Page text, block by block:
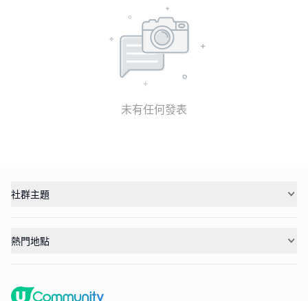
未有任何發表
社群主題
熱門地點